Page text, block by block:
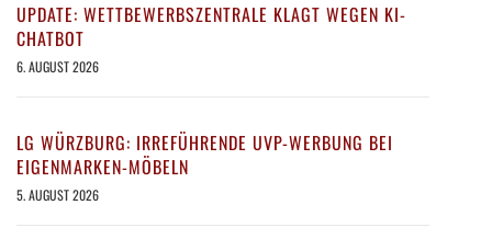
UPDATE: WETTBEWERBSZENTRALE KLAGT WEGEN KI-
CHATBOT
6. AUGUST 2026
LG WÜRZBURG: IRREFÜHRENDE UVP-WERBUNG BEI
EIGENMARKEN-MÖBELN
5. AUGUST 2026